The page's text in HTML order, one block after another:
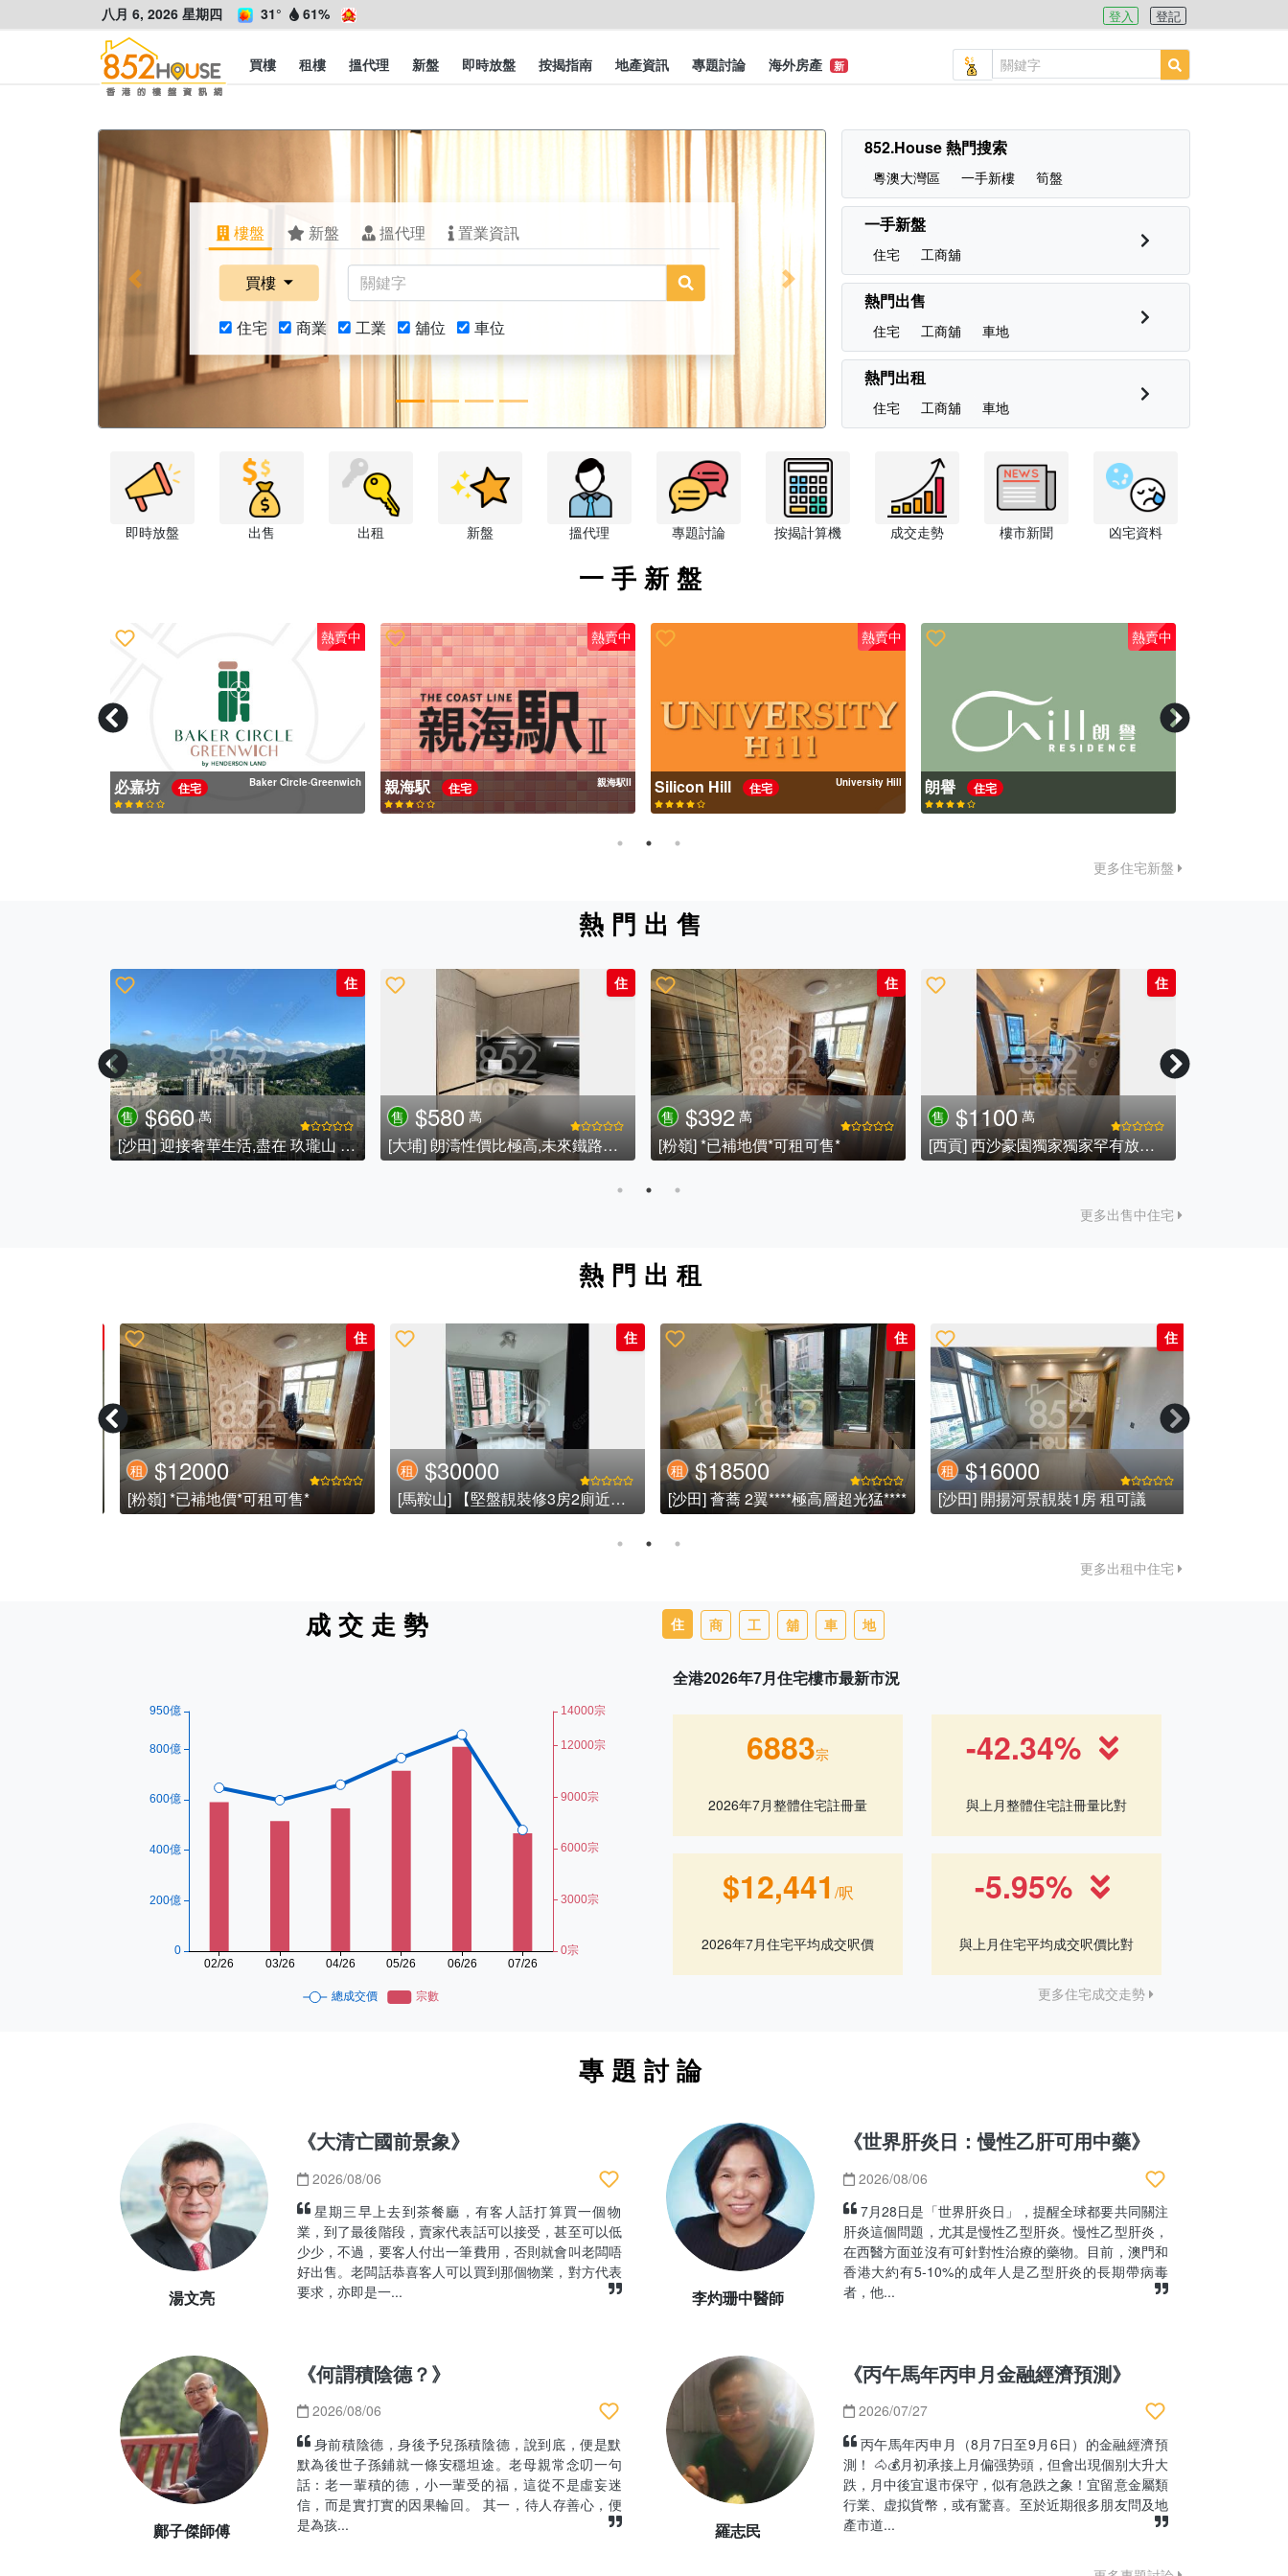
八月 6, 2026 星期四 31° 61% 登入 登記
買樓 租樓 搵代理 新盤 即時放盤 按揭指南 地產資訊 專題討論 海外房產 新
樓盤 新盤 搵代理 置業資訊
買樓
住宅 商業 工業 舖位 車位
Previous Next
852.House 熱門搜索
粵澳大灣區 一手新樓 筍盤
一手新盤
住宅 工商舖
熱門出售
住宅 工商舖 車地
熱門出租
住宅 工商舖 車地
即時放盤 出售 出租 新盤 搵代理 專題討論 按揭計算機 成交走勢 樓市新聞 凶宅資料
一手新盤
熱賣中
必嘉坊 住宅 Baker Circle‧Greenwich
熱賣中
親海駅 住宅 親海駅II
熱賣中
Silicon Hill 住宅 University Hill
熱賣中
朗譽 住宅
更多住宅新盤
熱門出售
住
售 $660 萬
[沙田] 迎接奢華生活,盡在 玖瓏山 日瓏閣 🌺🌺
住
售 $580 萬
[大埔] 朗濤性價比極高,未來鐵路站屋苑
住
售 $392 萬
[粉嶺] *已補地價*可租可售*
住
售 $1100 萬
[西貢] 西沙豪園獨家獨家罕有放盤,連車位 西沙豪園 入契車位一個.
更多出售中住宅
熱門出租
住
租 $30000
[馬鞍山] 【堅盤靚裝修3房2廁近鐵路站租盤 】開揚景誠意推介 (已租)
住
租 $18500
[沙田] 薈蕎 2翼****極高層超光猛****
住
租 $16000
[沙田] 開揚河景靚裝1房 租可議
住
租 $19500
更多出租中住宅
成交走勢 住 商 工 舖 車 地
全港2026年7月住宅樓市最新市況
6883宗
2026年7月整體住宅註冊量
-42.34%
與上月整體住宅註冊量比對
$12,441 /呎
2026年7月住宅平均成交呎價
-5.95%
與上月住宅平均成交呎價比對
更多住宅成交走勢
專題討論
湯文亮
《大清亡國前景象》
2026/08/06
星期三早上去到茶餐廳，有客人話打算買一個物
業，到了最後階段，賣家代表話可以接受，甚至可以低
少少，不過，要客人付出一筆費用，否則就會叫老闆唔
好出售。老闆話恭喜客人可以買到那個物業，對方代表
要求，亦即是一...
李灼珊中醫師
《世界肝炎日：慢性乙肝可用中藥》
2026/08/06
7月28日是「世界肝炎日」，提醒全球都要共同關注
肝炎這個問題，尤其是慢性乙型肝炎。慢性乙型肝炎，
在西醫方面並沒有可針對性治療的藥物。目前，澳門和
香港大約有5-10%的成年人是乙型肝炎的長期帶病毒
者，他...
鄺子傑師傅
《何謂積陰德？》
2026/08/06
身前積陰德，身後予兒孫積陰德，說到底，便是默
默為後世子孫鋪就一條安穩坦途。老母親常念叨一句
話：老一輩積的德，小一輩受的福，這從不是虛妄迷
信，而是實打實的因果輪回。 其一，待人存善心，便
是為孩...
羅志民
《丙午馬年丙申月金融經濟預測》
2026/07/27
丙午馬年丙申月（8月7日至9月6日）的金融經濟預
測！ 🐴💰月初承接上月偏强势頭，但會出現個别大升大
跌，月中後宜退市保守，似有急跌之象！宜留意金屬類
行業、虚拟貨幣，或有驚喜。至於近期很多朋友問及地
產市道...